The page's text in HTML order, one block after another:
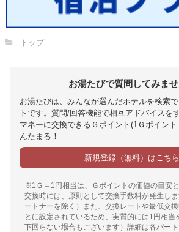
トップ
お湯たびで質問してみま
お湯たびは、みんなが選んだホテルを検索
トです。質問/回答機能で相互アドバイスを
マネーに交換できるＧポイント(1Ｇポイン
んたまる！
新規登録（無料）はこちら
※1Ｇ＝1円相当は、Ｇポイントの価値の目安
交換時には、原則として交換手数料が発生し
ートナーを除く）また、交換レートや最低交
とに設定されているため、実質的には1円相当
下回らない場合もございます）詳細は各パー